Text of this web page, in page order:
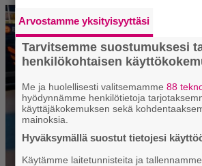
Arvostamme yksityisyyttäsi
Tarvitsemme suostumuksesi
henkilökohtaisen
Me ja huolellisesti valitsemamme88
hyödynnämme henkilötietoja
käyttäjäkokemuksen sekä
mainoksia.
Hyväksymällä suostut tietojesi
Käytämme laitetunnisteita ja